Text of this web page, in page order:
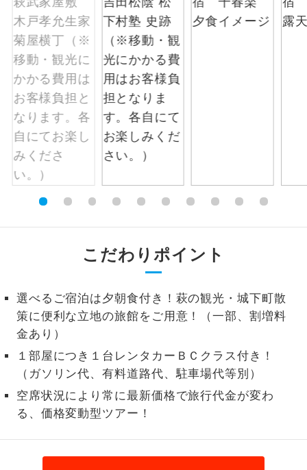
こだわりポイント
選べるご宿泊は夕朝食付き！萩の観光・城下町散
策に便利な立地の旅館をご用意！（一部、割増料
金あり）
１部屋につき１台レンタカーＢＣクラス付き！
（ガソリン代、有料道路代、駐車場代等別）
空席状況により常に最新価格で旅行代金が変わ
る、価格変動型ツアー！
全食事付き
全てのお食事が付いていますので、お食
事の心配はいりません。（機内食を除
く）
お部屋食
お部屋にてゆっくりとお召し上がりいた
だけます。
トラベルイヤ
ホン
周りの音を気にせず、ガイドさんの説明
をじっくり聞くことができます。
1名様催行
す。
す。
おひとり様参
おひとり様限定でご参加いただけるコー
スです。
1名様1室同代
金
1名様1室利用でも追加料金がかからない
コースです。
ご夫婦限定
ご夫婦限定でご参加いただけるコースで
す。
女性限定
女性限定でご参加いただけるコースで
す。
年齢制限あり
ご参加にあたり年齢に制限があるコース
ンター及びカウンターでのお申し込みはでき
ません。